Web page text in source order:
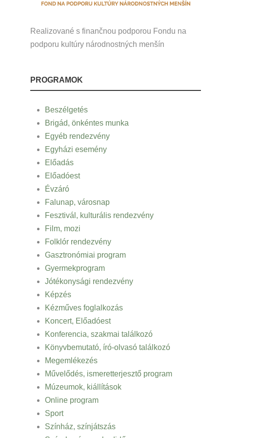
Realizované s finančnou podporou Fondu na
podporu kultúry národnostných menšín
PROGRAMOK
Beszélgetés
Brigád, önkéntes munka
Egyéb rendezvény
Egyházi esemény
Előadás
Előadóest
Évzáró
Falunap, városnap
Fesztivál, kulturális rendezvény
Film, mozi
Folklór rendezvény
Gasztronómiai program
Gyermekprogram
Jótékonysági rendezvény
Képzés
Kézműves foglalkozás
Koncert, Előadóest
Konferencia, szakmai találkozó
Könyvbemutató, író-olvasó találkozó
Megemlékezés
Művelődés, ismeretterjesztő program
Múzeumok, kiállítások
Online program
Sport
Színház, színjátszás